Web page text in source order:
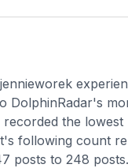
DolphinRadar's
the
following count
posts to 248